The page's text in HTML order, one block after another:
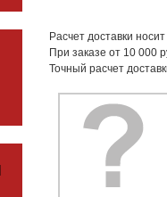
Расчет доставки
При заказе от 10 000
Точный расчет